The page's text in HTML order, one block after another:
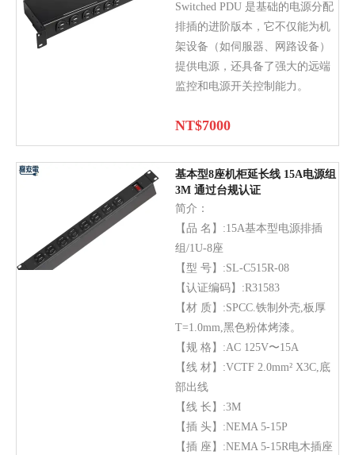
Switched PDU 是基础的电源分配
排插的进阶版本，它不仅能为机
架设备（如伺服器、网路设备）
提供电源，还具备了强大的远端
监控和电源开关控制能力。
NT$7000
基本型8座机柜延长线 15A电源组
3M 通过台规认证
简介：
【品 名】:15A基本型电源排插
组/1U-8座
【型 号】:SL-C515R-08
【认证编码】:R31583
【材 质】:SPCC.铁制外壳,板厚
T=1.0mm,黑色粉体烤漆。
【规 格】:AC 125V〜15A
【线 材】:VCTF 2.0mm² X3C,底
部出线
【线 长】:3M
【插 头】:NEMA 5-15P
【插 座】:NEMA 5-15R电木插座